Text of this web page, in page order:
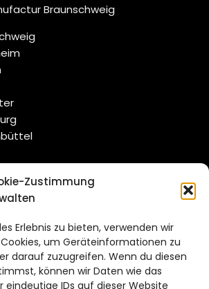
Zustimmung
Erlebnis zu bieten, verwenden wir
um Geräteinformationen zu
darauf zuzugreifen. Wenn du diesen
können wir Daten wie das
eindeutige IDs auf dieser Website
Braunschweig
– 65